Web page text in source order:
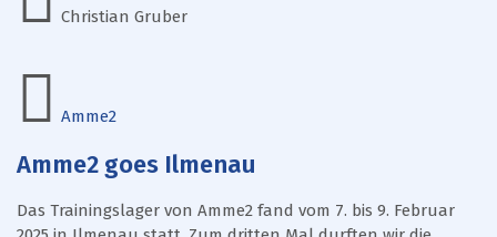
Christian Gruber
Amme2
Amme2 goes Ilmenau
Das Trainingslager von Amme2 fand vom 7. bis 9. Februar